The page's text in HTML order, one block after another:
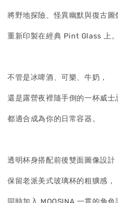
將野地探險、怪異幽默與復古圖
重新印製在經典 Pint Glass 上。
不管是冰啤酒、可樂、牛奶，
還是露營夜裡隨手倒的一杯威士
都適合成為你的日常容器。
透明杯身搭配前後雙面圖像設計
保留老派美式玻璃杯的粗獷感，